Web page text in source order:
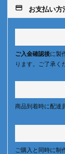
payment お支払い方
ご入金確認後に製
ります。ご了承く
商品到着時に配達
ご購入と同時に制